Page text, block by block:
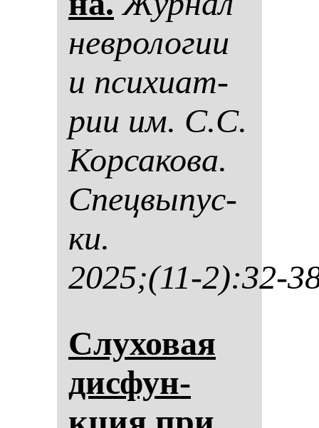
нев­ро­ло­гии
и пси­хи­ат­
рии им. С.С.
Кор­са­ко­ва.
Спец­вы­пус­
ки.
2025;(11-2):32-
Слу­хо­вая
дис­фун­